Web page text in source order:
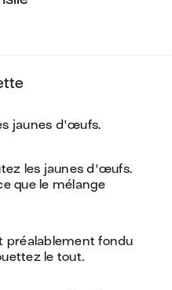
jaunes d'œufs.
les jaunes d'œufs.
que le mélange
préalablement fondu
le tout.